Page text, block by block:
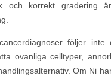
och korrekt gradering
följer inte
ovanliga celltyper,
Om Ni